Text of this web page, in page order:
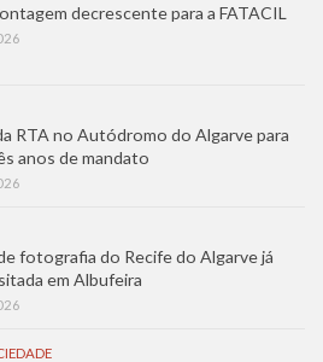
decrescente para a FATACIL
RTA no Autódromo do Algarve para
anos de mandato
fotografia do Recife do Algarve já
em Albufeira